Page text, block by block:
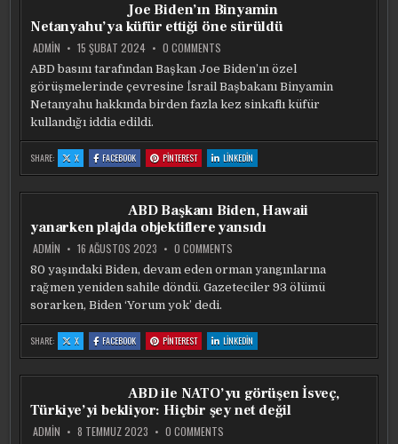
GÖSTERMEK
IÇIN
IÇTI
OLMADIĞINI
GÖSTERMEK
IÇIN
IÇTI
OLMADIĞINI
GÖSTERMEK
IÇIN
IÇTI
OLMADIĞINI
GÖSTERMEK
IÇIN
Joe Biden’ın Binyamin
Netanyahu’ya küfür ettiği öne sürüldü
ADMIN 15 ŞUBAT 2024 0 COMMENTS
BIDEN’IN
BINYAMIN
NETANYAHU’YA
KÜFÜR
ETTIĞI
ABD basını tarafından Başkan Joe Biden’ın özel
görüşmelerinde çevresine İsrail Başbakanı Binyamin
Netanyahu hakkında birden fazla kez sinkaflı küfür
kullandığı iddia edildi.
SHARE: X:
JOE
BIDEN’IN
NETANYAHU’YA
SÜRÜLDÜ
FACEBOOK:
JOE
BIDEN’IN
NETANYAHU’YA
ETTIĞI
ÖNE
SÜRÜLDÜ
PINTEREST:
JOE
BIDEN’IN
NETANYAHU’YA
ETTIĞI
ÖNE
SÜRÜLDÜ
LINKEDIN
JOE
BIDEN’IN
NETANYAHU’YA
ETTIĞI
ÖNE
SÜRÜLDÜ
ABD Başkanı Biden, Hawaii
yanarken plajda objektiflere yansıdı
ADMIN 16 AĞUSTOS 2023 0 COMMENTS
BAŞKANI
BIDEN,
HAWAII
OBJEKTIFLERE
YANSIDI
80 yaşındaki Biden, devam eden orman yangınlarına
rağmen yeniden sahile döndü. Gazeteciler 93 ölümü
sorarken, Biden ‘Yorum yok’ dedi.
SHARE: X:
ABD
BAŞKANI
HAWAII
OBJEKTIFLERE
YANSIDI
FACEBOOK:
ABD
BAŞKANI
HAWAII
PLAJDA
OBJEKTIFLERE
YANSIDI
PINTEREST:
ABD
BAŞKANI
HAWAII
PLAJDA
OBJEKTIFLERE
YANSIDI
LINKEDIN
ABD
BAŞKANI
HAWAII
PLAJDA
OBJEKTIFLERE
YANSIDI
ABD ile NATO’yu görüşen İsveç,
Türkiye’yi bekliyor: Hiçbir şey net değil
ADMIN 8 TEMMUZ 2023 0 COMMENTS